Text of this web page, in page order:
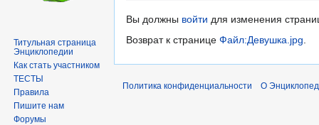
Перейти
к
Перейти
к
Вы должны войти для изменения
Возврат к странице Файл:Девушка.jpg.
Титульная страница
Энциклопедии
Как стать участником
ТЕСТЫ
Правила
Пишите нам
Форумы
Политика конфиденциальности О